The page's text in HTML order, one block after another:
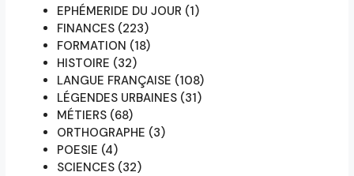
EPHÉMERIDE DU JOUR (1)
FINANCES (223)
FORMATION (18)
HISTOIRE (32)
LANGUE FRANÇAISE (108)
LÉGENDES URBAINES (31)
MÉTIERS (68)
ORTHOGRAPHE (3)
POESIE (4)
SCIENCES (32)